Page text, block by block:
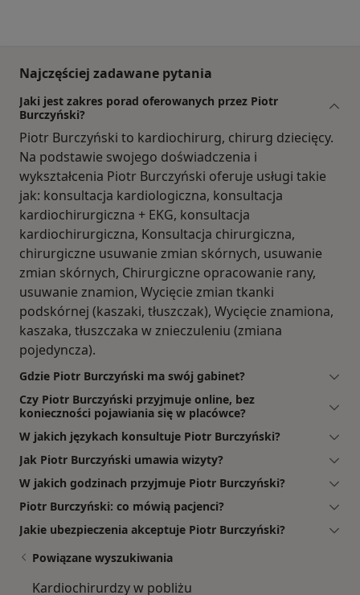
Najczęściej zadawane pytania
Jaki jest zakres porad oferowanych przez Piotr
Burczyński?
Piotr Burczyński to kardiochirurg, chirurg dziecięcy.
Na podstawie swojego doświadczenia i
wykształcenia Piotr Burczyński oferuje usługi takie
jak: konsultacja kardiologiczna, konsultacja
kardiochirurgiczna + EKG, konsultacja
kardiochirurgiczna, Konsultacja chirurgiczna,
chirurgiczne usuwanie zmian skórnych, usuwanie
zmian skórnych, Chirurgiczne opracowanie rany,
usuwanie znamion, Wycięcie zmian tkanki
podskórnej (kaszaki, tłuszczak), Wycięcie znamiona,
kaszaka, tłuszczaka w znieczuleniu (zmiana
pojedyncza).
Gdzie Piotr Burczyński ma swój gabinet?
Czy Piotr Burczyński przyjmuje online, bez
konieczności pojawiania się w placówce?
W jakich językach konsultuje Piotr Burczyński?
Jak Piotr Burczyński umawia wizyty?
W jakich godzinach przyjmuje Piotr Burczyński?
Piotr Burczyński: co mówią pacjenci?
Jakie ubezpieczenia akceptuje Piotr Burczyński?
Powiązane wyszukiwania
Kardiochirurdzy w pobliżu